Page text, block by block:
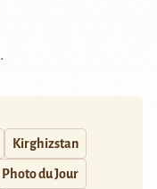
.
Kirghizstan
Photo du Jour